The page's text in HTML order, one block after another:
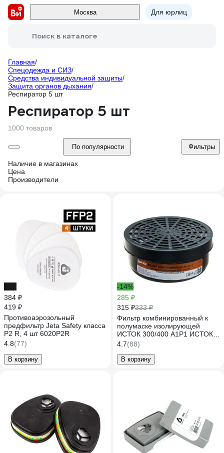
Москва Для юрлиц
Поиск в каталоге
Главная/
Спецодежда и СИЗ/
Средства индивидуальной защиты/
Защита органов дыхания/
Респиратор 5 шт
Респиратор 5 шт
1000 товаров
По популярности Фильтры
Наличие в магазинах
Цена
Производители
384 ₽
419 ₽
Противоаэрозольный
предфильтр Jeta Safety класса
P2 R, 4 шт 6020P2R
4.8(77)
В корзину
-14%
285 ₽
315 ₽333 ₽
Фильтр комбинированный к
полумаске изолирующей
ИСТОК 300/400 А1Р1 ИСТОК 2
штуки 10043/И
4.7(88)
В корзину